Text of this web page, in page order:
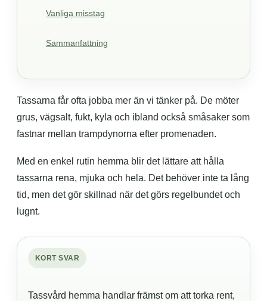
Vanliga misstag
Sammanfattning
Tassarna får ofta jobba mer än vi tänker på. De möter
grus, vägsalt, fukt, kyla och ibland också småsaker som
fastnar mellan trampdynorna efter promenaden.
Med en enkel rutin hemma blir det lättare att hålla
tassarna rena, mjuka och hela. Det behöver inte ta lång
tid, men det gör skillnad när det görs regelbundet och
lugnt.
KORT SVAR
Tassvård hemma handlar främst om att torka rent,